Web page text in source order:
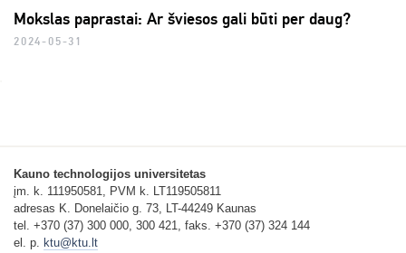
Mokslas paprastai: Ar šviesos gali būti per daug?
2024-05-31
Kauno technologijos universitetas
įm. k. 111950581, PVM k. LT119505811
adresas K. Donelaičio g. 73, LT-44249 Kaunas
tel. +370 (37) 300 000, 300 421, faks. +370 (37) 324 144
el. p.
ktu@ktu.lt